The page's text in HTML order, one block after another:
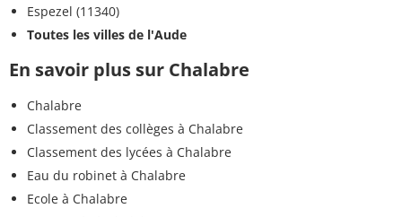
Espezel (11340)
Toutes les villes de l'Aude
En savoir plus sur Chalabre
Chalabre
Classement des collèges à Chalabre
Classement des lycées à Chalabre
Eau du robinet à Chalabre
Ecole à Chalabre